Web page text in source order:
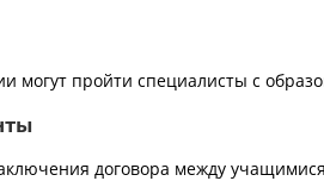
могут пройти специалисты с
договора между